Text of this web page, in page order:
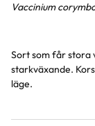
Vaccinium
Sort som får stora
starkväxande.
läge.